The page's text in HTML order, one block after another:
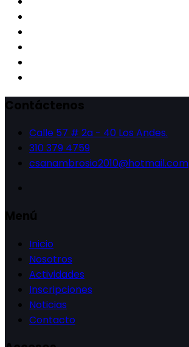
Contáctenos
Calle 57 # 2a - 40 Los Andes.
310 379 4759
csanambrosio2010@hotmail.com
Menú
Inicio
Nosotros
Actividades
Inscripciones
Noticias
Contacto